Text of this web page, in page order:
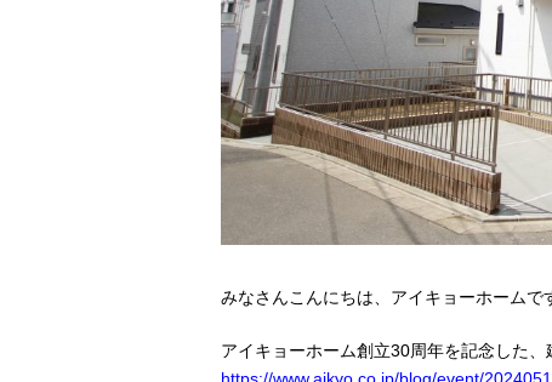
みなさんこんにちは、アイキョーホームで
アイキョーホーム創立30周年を記念した